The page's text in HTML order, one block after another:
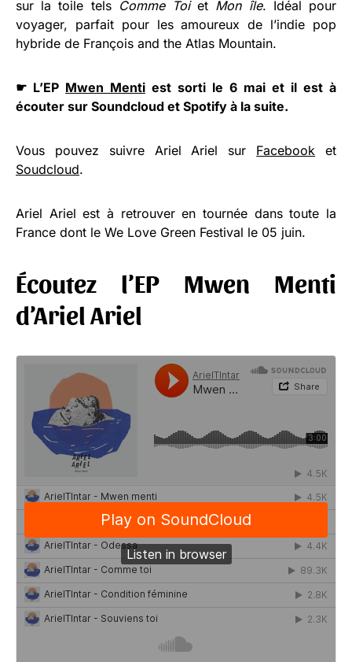
sur la toile tels Comme Toiet Mon île. Idéal pour
voyager, parfait pour les amoureux de l’indie pop
hybride de François and the Atlas Mountain.
☛ L’EP Mwen Menti est sorti le 6 mai et il est à
écouter sur Soundcloud et Spotify à la suite.
Vous pouvez suivre Ariel Ariel sur Facebook et
Soudcloud.
Ariel Ariel est à retrouver en tournée dans toute la
France dont le We Love Green Festival le 05 juin.
Écoutez l’EP Mwen Menti
d’Ariel Ariel